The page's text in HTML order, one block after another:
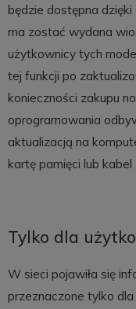
będzie dostępna
ma zostać wydana
użytkownicy tych
tej funkcji po
konieczności zakupu
oprogramowania
aktualizacją na
kartę pamięci lub
Tylko dla
W sieci pojawiła się
przeznaczone tylko